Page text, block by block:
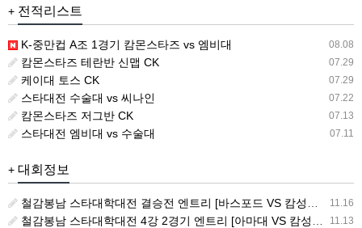
+ 전적리스트
08.08
K-중만컵 A조 1경기 캄몬스타즈 vs 엠비대
07.29
캄몬스타즈 테란반 신맵 CK
07.29
케이대 토스 CK
07.22
스타대전 수술대 vs 씨나인
07.13
캄몬스타즈 저그반 CK
07.11
스타대전 엠비대 vs 수술대
+ 대회정보
11.16
철감봉남 스타대학대전 결승전 엔트리 [바스포드 VS 캄성여대]
11.13
철감봉남 스타대학대전 4강 2경기 엔트리 [아마대 VS 캄성여대]